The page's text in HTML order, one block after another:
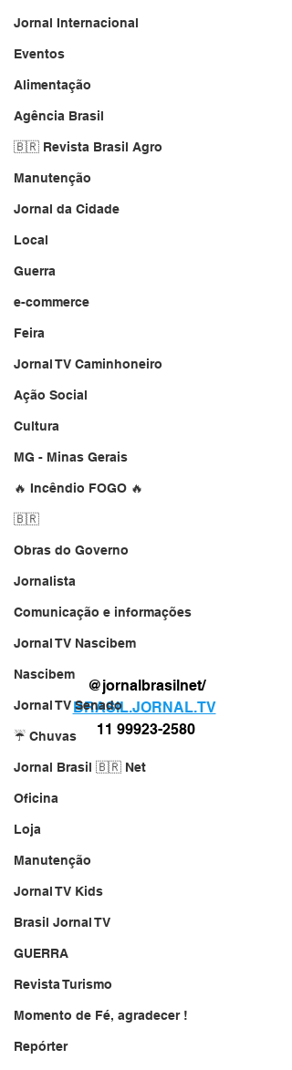
Jornal Internacional
Eventos
Alimentação
Agência Brasil
🇧🇷 Revista Brasil Agro
Manutenção
Jornal da Cidade
Local
Guerra
e-commerce
Feira
Jornal TV Caminhoneiro
Ação Social
Cultura
MG - Minas Gerais
🔥 Incêndio FOGO 🔥
🇧🇷
Obras do Governo
Jornalista
Comunicação e informações
Jornal TV Nascibem
Nascibem
Jornal TV Senado
☔ Chuvas
Jornal Brasil 🇧🇷 Net
Oficina
Loja
Manutenção
Jornal TV Kids
Brasil Jornal TV
GUERRA
Revista Turismo
Momento de Fé, agradecer !
Repórter
@jornalbrasilnet/
BRASIL.JORNAL.TV
11 99923-2580